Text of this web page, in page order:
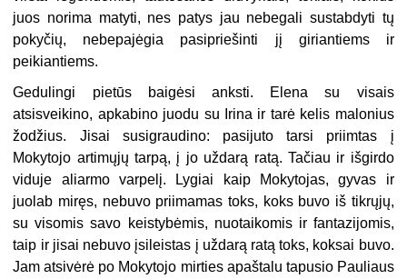
juos norima matyti, nes patys jau nebegali sustabdyti tų
pokyčių, nebepajėgia pasipriešinti jį giriantiems ir
peikiantiems.
Gedulingi pietūs baigėsi anksti. Elena su visais
atsisveikino, apkabino juodu su Irina ir tarė kelis malonius
žodžius. Jisai susigraudino: pasijuto tarsi priimtas į
Mokytojo artimųjų tarpą, į jo uždarą ratą. Tačiau ir išgirdo
viduje aliarmo varpelį. Lygiai kaip Mokytojas, gyvas ir
juolab miręs, nebuvo priimamas toks, koks buvo iš tikrųjų,
su visomis savo keistybėmis, nuotaikomis ir fantazijomis,
taip ir jisai nebuvo įsileistas į uždarą ratą toks, koksai buvo.
Jam atsivėrė po Mokytojo mirties apaštalu tapusio Pauliaus